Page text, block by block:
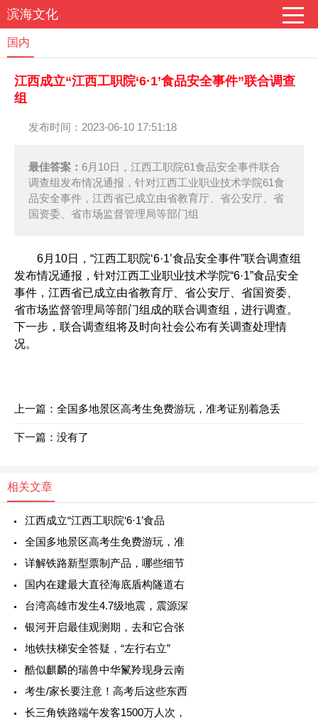
滨海文化
国内
江西成立“江西工职院‘6·1’食品安全事件”联合调查
组
发布时间：2023-06-10 17:51:18
最佳答案： 6月10日，江西工职院61食品安全事件联合
调查组发布情况通报，针对江西工业职业技术学院61食
品安全事件，江西省已成立由省教育厅、省公安厅、省
国资委、省市场监督管理局等部门组
6月10日，“江西工职院‘6·1’食品安全事件”联合调查组
发布情况通报，针对江西工业职业技术学院“6·1”食品安全
事件，江西省已成立由省教育厅、省公安厅、省国资委、
省市场监督管理局等部门组成的联合调查组，进行调查。
下一步，联合调查组将及时向社会公布有关调查处理情
况。
上一篇： 全国多地景区高考生免费游玩，准考证别着急丢
下一篇：没有了
相关文章
江西成立“江西工职院‘6·1’食品
全国多地景区高考生免费游玩，准
详解铁路新型票制产品，哪些细节
国内在建最大直径海底盾构隧道右
台湾高雄市发生4.7级地震，震源深
银河开启最佳观测期，去和它合张
地铁扶梯安全答疑，“左行右立”
酷似麒麟的瑞兽中华鬣羚现身云南
考生/家长要注意！高考后这些东西
长三角铁路端午发客1500万人次，